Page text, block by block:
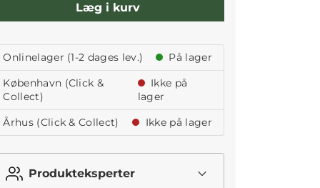
Læg i kurv
Onlinelager (1-2 dages lev.)
På lager
København (Click &
Collect)
Ikke på
lager
Århus (Click & Collect)
Ikke på lager
Produkteksperter